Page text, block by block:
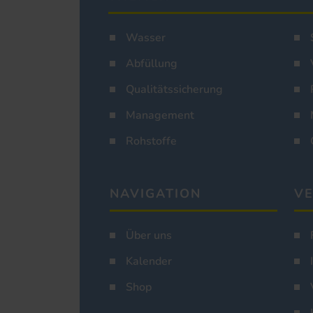
Wasser
Abfüllung
Qualitätssicherung
Management
Rohstoffe
NAVIGATION
Über uns
Kalender
Shop